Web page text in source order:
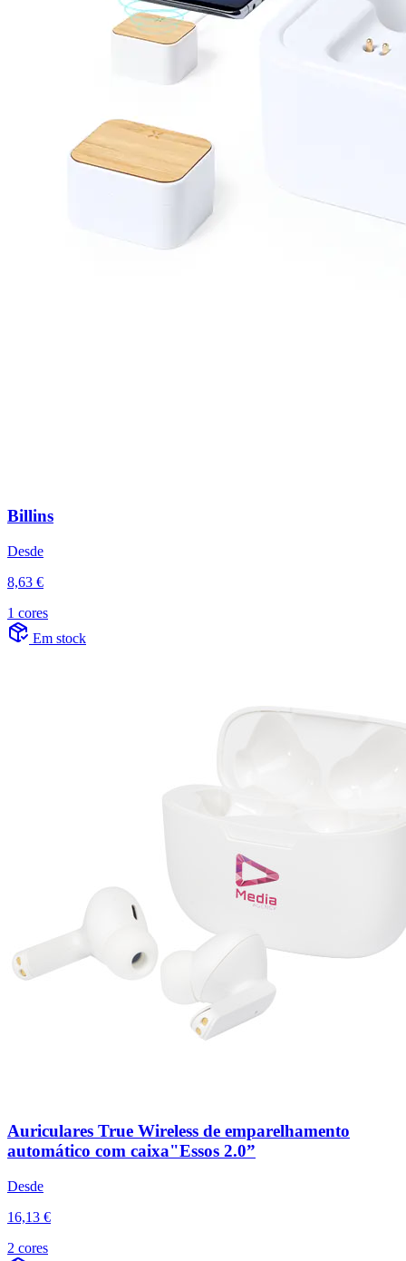
Billins
Desde
8,63 €
1 cores
Em stock
Auriculares True Wireless de emparelhamento
automático com caixa"Essos 2.0”
Desde
16,13 €
2 cores